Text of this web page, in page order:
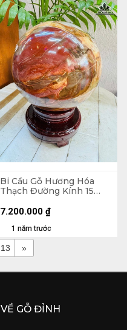
Bi Cầu Gỗ Hương Hóa
Thạch Đường Kính 15
1 năm trước
7.200.000 ₫
13 »
VỀ GỖ ĐỈNH